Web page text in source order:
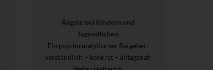
Ängste bei Kindern und
Jugendlichen
Ein psychoanalytischer Ratgeber:
verständlich – konkret – alltagsnah